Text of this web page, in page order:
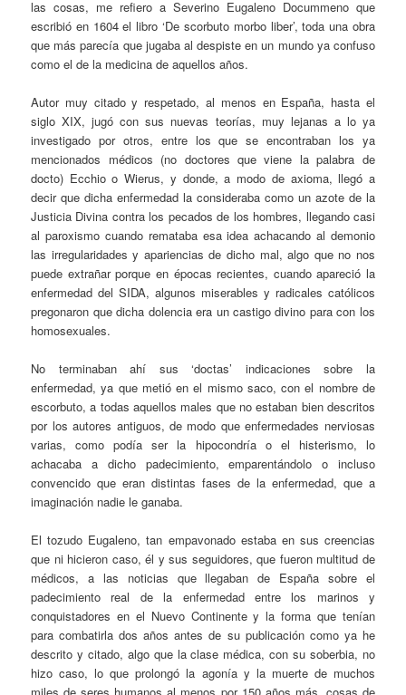
las cosas, me refiero a Severino Eugaleno Docummeno que
escribió en 1604 el libro ‘De scorbuto morbo liber’, toda una obra
que más parecía que jugaba al despiste en un mundo ya confuso
como el de la medicina de aquellos años.
Autor muy citado y respetado, al menos en España, hasta el
siglo XIX, jugó con sus nuevas teorías, muy lejanas a lo ya
investigado por otros, entre los que se encontraban los ya
mencionados médicos (no doctores que viene la palabra de
docto) Ecchio o Wierus, y donde, a modo de axioma, llegó a
decir que dicha enfermedad la consideraba como un azote de la
Justicia Divina contra los pecados de los hombres, llegando casi
al paroxismo cuando remataba esa idea achacando al demonio
las irregularidades y apariencias de dicho mal, algo que no nos
puede extrañar porque en épocas recientes, cuando apareció la
enfermedad del SIDA, algunos miserables y radicales católicos
pregonaron que dicha dolencia era un castigo divino para con los
homosexuales.
No terminaban ahí sus ‘doctas’ indicaciones sobre la
enfermedad, ya que metió en el mismo saco, con el nombre de
escorbuto, a todas aquellos males que no estaban bien descritos
por los autores antiguos, de modo que enfermedades nerviosas
varias, como podía ser la hipocondría o el histerismo, lo
achacaba a dicho padecimiento, emparentándolo o incluso
convencido que eran distintas fases de la enfermedad, que a
imaginación nadie le ganaba.
El tozudo Eugaleno, tan empavonado estaba en sus creencias
que ni hicieron caso, él y sus seguidores, que fueron multitud de
médicos, a las noticias que llegaban de España sobre el
padecimiento real de la enfermedad entre los marinos y
conquistadores en el Nuevo Continente y la forma que tenían
para combatirla dos años antes de su publicación como ya he
descrito y citado, algo que la clase médica, con su soberbia, no
hizo caso, lo que prolongó la agonía y la muerte de muchos